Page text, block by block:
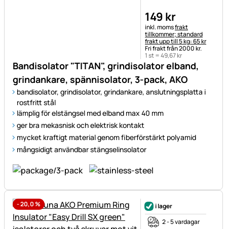
Bandisolator "TITAN", grindisolator elband,
grindankare, spännisolator, 3-pack, AKO
bandisolator, grindisolator, grindankare, anslutningsplatta i
rostfritt stål
lämplig för elstängsel med elband max 40 mm
ger bra mekasnisk och elektrisk kontakt
mycket kraftigt material genom fiberförstärkt polyamid
mångsidigt användbar stängselinsolator
149 kr
Skatteinformation:
inkl. momsfrakt
tillkommer; standard
frakt upp till 5 kg: 65 kr
Fri frakt från 2000 kr.
1 st =49,67kr
-20,0%
i lager
2 - 5 vardagar